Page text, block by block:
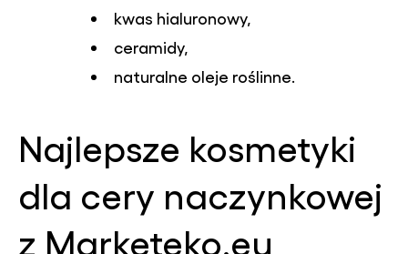
kwas hialuronowy,
ceramidy,
naturalne oleje roślinne.
Najlepsze kosmetyki
dla cery naczynkowej
z Marketeko.eu